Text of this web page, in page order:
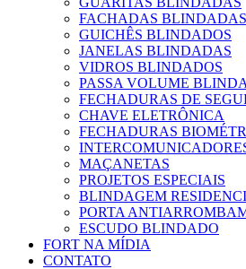
FACHADAS BLINDADAS
GUICHÊS BLINDADOS
JANELAS BLINDADAS
VIDROS BLINDADOS
PASSA VOLUME
FECHADURAS DE
CHAVE ELETRÔNICA
FECHADURAS
MAÇANETAS
PROJETOS ESPECIAIS
BLINDAGEM
PORTA
ESCUDO BLINDADO
FORT NA MÍDIA
CONTATO